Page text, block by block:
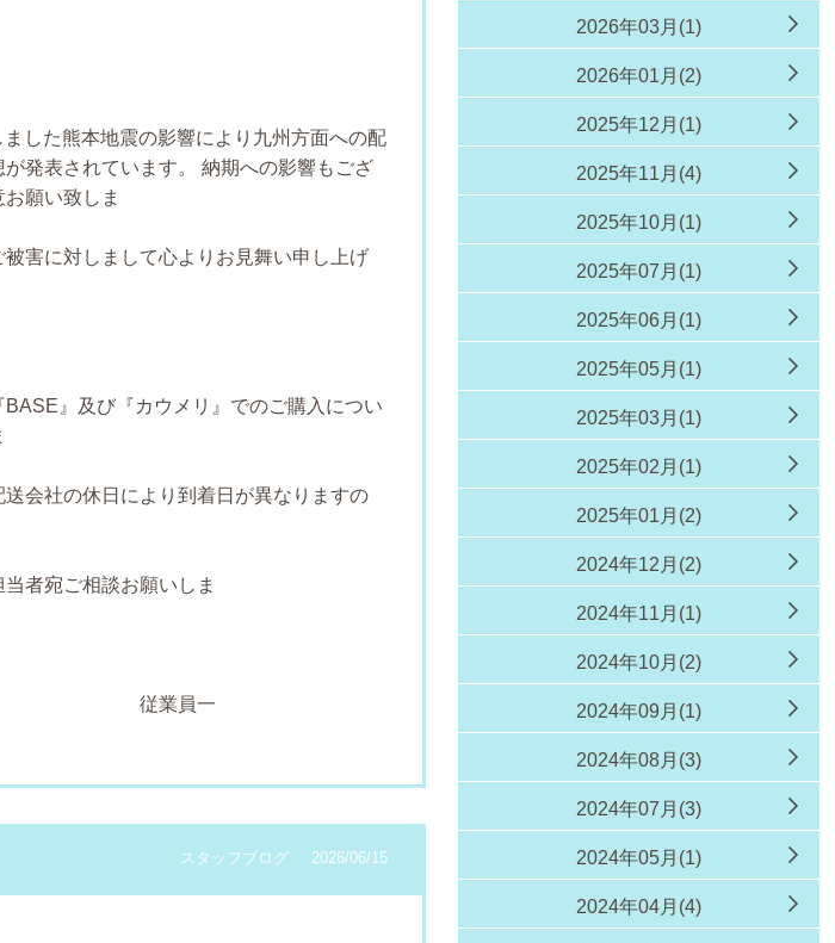
した熊本地震の影響により九州方面への配
発表されています。
納期への影響もござ
願い致しま
。
害に対しまして心よりお見舞い申し上げ
』及び『カウメリ』でのご購入につい
会社の休日により到着日が異なりますの
者宛ご相談お願いしま
員一
2026/06/15
スタッフブログ
2026年03月(1)
2026年01月(2)
2025年12月(1)
2025年11月(4)
2025年10月(1)
2025年07月(1)
2025年06月(1)
2025年05月(1)
2025年03月(1)
2025年02月(1)
2025年01月(2)
2024年12月(2)
2024年11月(1)
2024年10月(2)
2024年09月(1)
2024年08月(3)
2024年07月(3)
2024年05月(1)
2024年04月(4)